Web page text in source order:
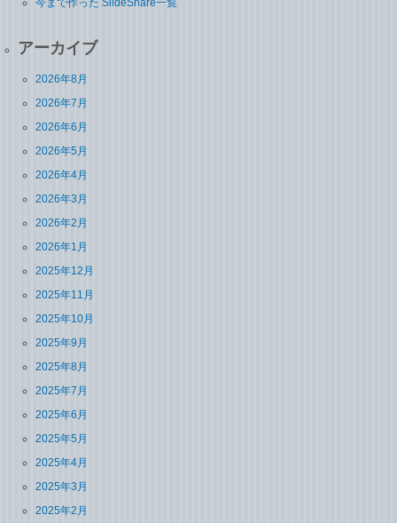
今まで作った SlideShare一覧
アーカイブ
2026年8月
2026年7月
2026年6月
2026年5月
2026年4月
2026年3月
2026年2月
2026年1月
2025年12月
2025年11月
2025年10月
2025年9月
2025年8月
2025年7月
2025年6月
2025年5月
2025年4月
2025年3月
2025年2月